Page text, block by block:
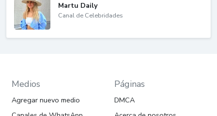
Martu Daily
Canal de Celebridades
Medios
Agregar nuevo medio
Páginas
DMCA